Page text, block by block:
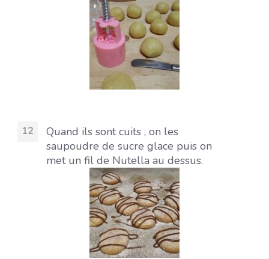
Quand ils sont cuits , on les
saupoudre de sucre glace puis on
met un fil de Nutella au dessus.